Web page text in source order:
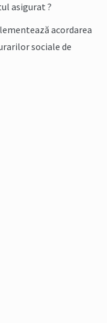
asigurat ?
acordarea
sociale de